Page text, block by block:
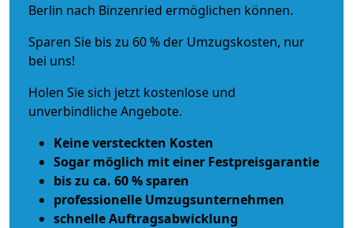
Berlin nach Binzenried ermöglichen können.
Sparen Sie bis zu 60 % der Umzugskosten, nur
bei uns!
Holen Sie sich jetzt kostenlose und
unverbindliche Angebote.
Keine versteckten Kosten
Sogar möglich mit einer Festpreisgarantie
bis zu ca. 60 % sparen
professionelle Umzugsunternehmen
schnelle Auftragsabwicklung